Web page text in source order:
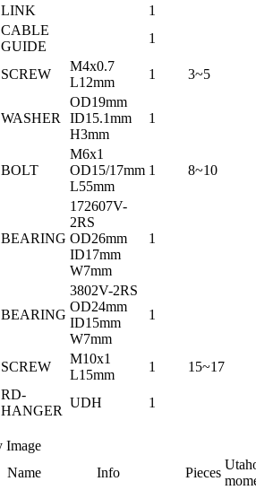
LINK
1
CABLE
GUIDE
1
SCREW
M4x0.7
L12mm
1 3~5
WASHER
OD19mm
ID15.1mm
H3mm
1
BOLT
M6x1
OD15/17mm
L55mm
1 8~10
BEARING
172607V-
2RS
OD26mm
ID17mm
W7mm
1
BEARING
3802V-2RS
OD24mm
ID15mm
W7mm
1
SCREW
M10x1
L15mm
1 15~17
RD-
HANGER
UDH
1
Name Info Pieces